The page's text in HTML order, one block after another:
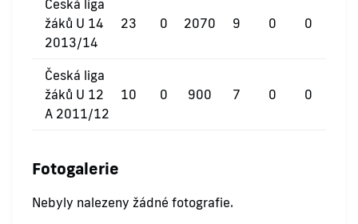
Česká liga
žáků U 14
2013/14
23 0 2070 9 0 0
Česká liga
žáků U 12
A 2011/12
10 0 900 7 0 0
Fotogalerie
Nebyly nalezeny žádné fotografie.